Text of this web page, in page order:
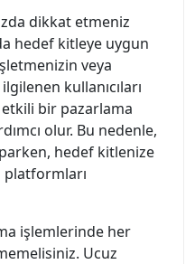
dikkat etmeniz
hedef kitleye uygun
veya
kullanıcıları
bir pazarlama
olur. Bu nedenle,
hedef kitlenize
işlemlerinde her
Ucuz